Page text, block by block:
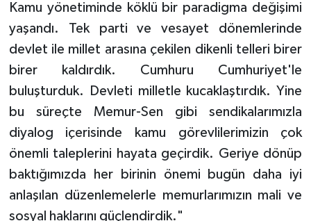
Kamu yönetiminde köklü bir paradigma değişimi
yaşandı. Tek parti ve vesayet dönemlerinde
devlet ile millet arasına çekilen dikenli telleri birer
birer kaldırdık. Cumhuru Cumhuriyet'le
buluşturduk. Devleti milletle kucaklaştırdık. Yine
bu süreçte Memur-Sen gibi sendikalarımızla
diyalog içerisinde kamu görevlilerimizin çok
önemli taleplerini hayata geçirdik. Geriye dönüp
baktığımızda her birinin önemi bugün daha iyi
anlaşılan düzenlemelerle memurlarımızın mali ve
sosyal haklarını güçlendirdik."